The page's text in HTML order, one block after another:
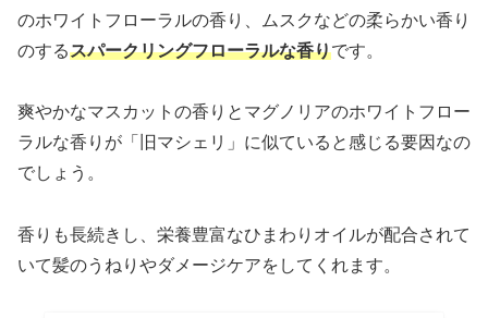
のホワイトフローラルの香り、ムスクなどの柔らかい香り
のするスパークリングフローラルな香りです。
爽やかなマスカットの香りとマグノリアのホワイトフロー
ラルな香りが「旧マシェリ」に似ていると感じる要因なの
でしょう。
香りも長続きし、栄養豊富なひまわりオイルが配合されて
いて髪のうねりやダメージケアをしてくれます。